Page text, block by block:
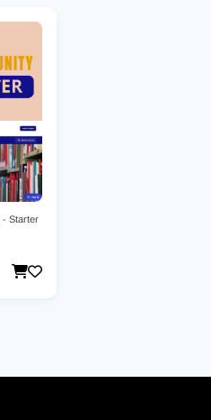
- Starter